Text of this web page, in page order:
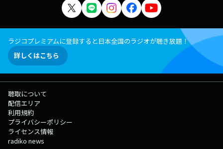
ラジコプレミアムに登録すると日本全国のラジオが聴き放題！
詳しくはこちら
聴取について
配信エリア
利用規約
プライバシーポリシー
ライセンス情報
radiko news